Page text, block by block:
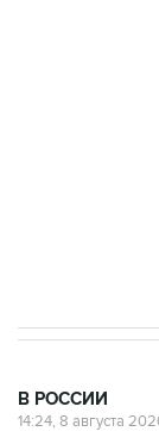
В РОССИИ
14:24, 8 августа